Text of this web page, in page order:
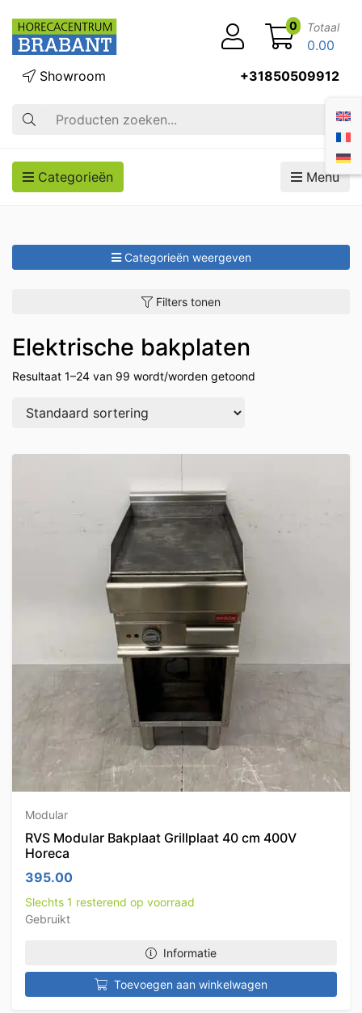
Zoek op
Showroom +31850509912
0 Totaal
0.00
Categorieën Menu
Categorieën weergeven
Filters tonen
Elektrische bakplaten
Resultaat 1–24 van 99 wordt/worden getoond
Modular
RVS Modular Bakplaat Grillplaat 40 cm 400V
Horeca
395.00
Slechts 1 resterend op voorraad
Gebruikt
Informatie
Toevoegen aan winkelwagen